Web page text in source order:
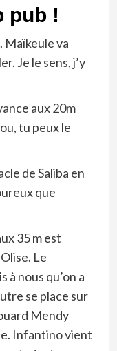
pub !
Maïkeule va
Je le sens, j’y
aux 20m
tu peux le
de Saliba en
que
35 m est
Le
nous qu’on a
se place sur
Mendy
Infantino vient